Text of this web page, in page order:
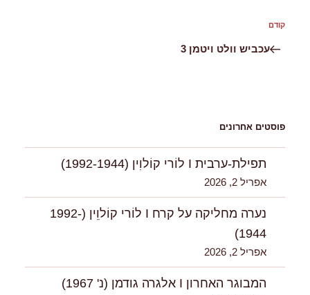
הפוסט
הקודם
קודם
עכביש וולט ויטמן 3
פוסטים אחרונים
תפילת-ערבית I לוֹרי קוֹלוִין (1992-1944)
אפריל 2, 2026
נערה מחליקה על קרח I לוֹרי קוֹלוִִין (1992-
1944)
אפריל 2, 2026
המבוגר האחרון I אלגרה גודמן (נ' 1967)